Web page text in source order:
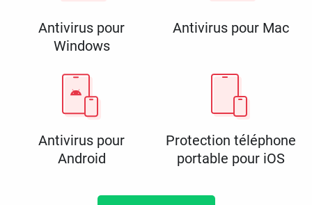
Antivirus pour
Windows
Antivirus pour Mac
Antivirus pour
Android
Protection téléphone
portable pour iOS